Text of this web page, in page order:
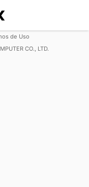
de Uso
CO., LTD.